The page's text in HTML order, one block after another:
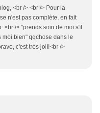
<br /> <br /> Pour la
n'est pas complète, en fait
/> "prends soin de moi s'il
moi bien" qqchose dans le
c'est trés joli!<br />